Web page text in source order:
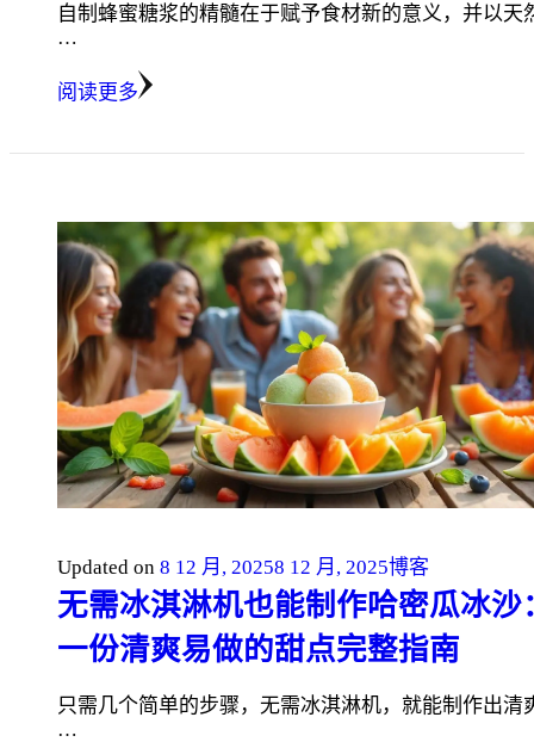
自制蜂蜜糖浆的精髓在于赋予食材新的意义，并以天
…
阅读更多
Updated on 8 12 月, 20258 12 月, 2025博客
无需冰淇淋机也能制作哈密瓜冰沙
一份清爽易做的甜点完整指南
只需几个简单的步骤，无需冰淇淋机，就能制作出清
…